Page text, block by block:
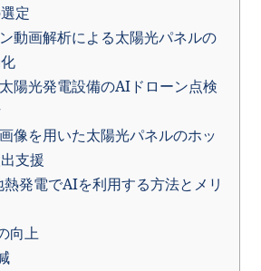
定
動画解析による太陽光パネルの
陽光発電設備のAIドローン点検
像を用いた太陽光パネルのホッ
支援
発電でAIを利用する方法とメリ
向上